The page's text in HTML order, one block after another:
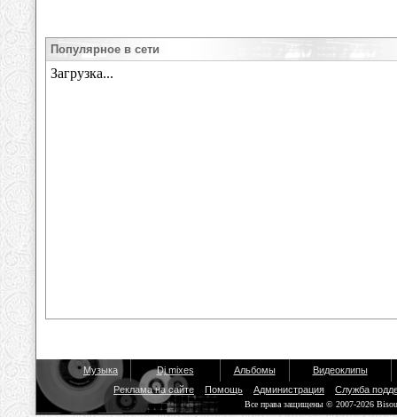
Популярное в сети
Музыка Dj mixes Альбомы
Видеоклипы
Реклама на сайте
Помощь Администрация Служба
Все права защищены © 2007-2026